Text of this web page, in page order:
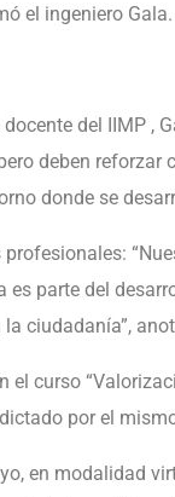
el ingeniero Gala.
del IIMP ,
deben
donde se
parte del
ciudadanía”,
curso
por el
en modalidad